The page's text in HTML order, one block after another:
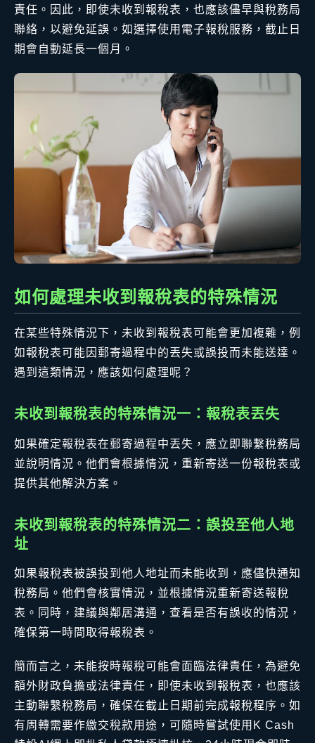
責任。因此，即使未收到報稅表，也應該儘早與稅務局
聯絡，以避免延誤。如選擇使用電子報稅服務，截止日
期會自動延長一個月。
如何處理未收到報稅表的特殊情況
在某些特殊情況下，未收到報稅表可能會更加複雜，例
如報稅表可能因郵寄過程中的丟失或誤投而未能送達。
遇到這類情況，應該如何處理呢？
未收到報稅表的特殊情況一：報稅表丟失
如果確定報稅表在郵寄過程中丟失，應立即聯繫稅務局
並說明情況。他們會根據情況，重新寄送一份報稅表或
提供其他解決方案。
未收到報稅表的特殊情況二：誤投至他人地
址
如果報稅表被誤投到他人地址而未能收到，應儘快通知
稅務局。他們會核實情況，並根據情況重新寄送報稅
表。同時，建議與鄰居溝通，查看是否有誤收的情況，
確保第一時間取得報稅表。
簡而言之，未能按時報稅可能會面臨法律責任，為避免
額外財政負擔或法律責任，即使未收到報稅表，也應該
主動聯繫稅務局，確保在截止日期前完成報稅程序。如
有周轉需要作繳交稅款用途，可隨時嘗試使用K Cash